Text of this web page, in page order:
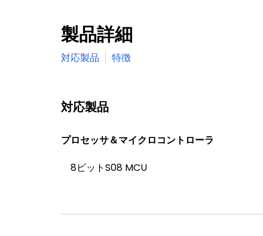
製品詳細
対応製品 特徴
対応製品
プロセッサ＆マイクロコントローラ
8ビットS08 MCU